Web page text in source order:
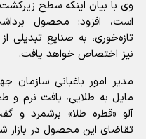
است، افزود: محصول
تازه‌خوری، به صنایع تبدیلی
نیز اختصاص خواهد یافت.
مدیر امور باغبانی سازمان
مایل به طلایی، بافت نرم و
آلو «قطره طلا» برشمرد و
تقاضای این محصول در بازار